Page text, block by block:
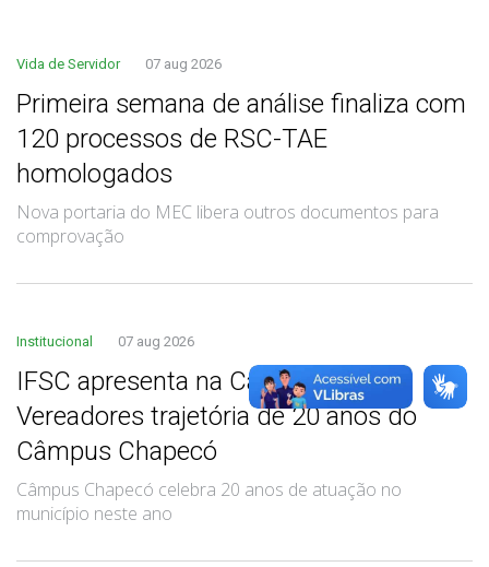
Vida de Servidor 07 aug 2026
Primeira semana de análise finaliza com
120 processos de RSC-TAE
homologados
Nova portaria do MEC libera outros documentos para
comprovação
Institucional 07 aug 2026
IFSC apresenta na Câmara de
Vereadores trajetória de 20 anos do
Câmpus Chapecó
Câmpus Chapecó celebra 20 anos de atuação no
município neste ano